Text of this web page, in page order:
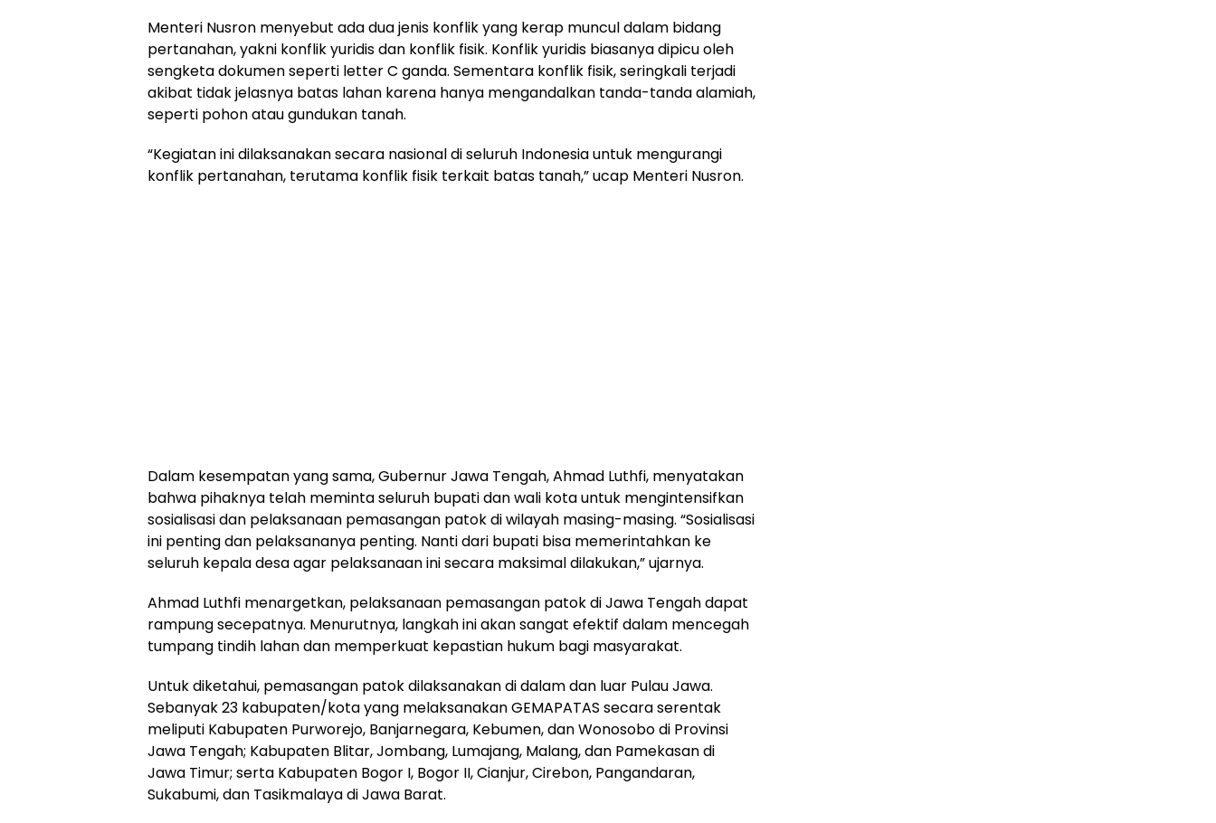
Menteri Nusron menyebut ada dua jenis konflik yang kerap muncul dalam bidang
pertanahan, yakni konflik yuridis dan konflik fisik. Konflik yuridis biasanya dipicu oleh
sengketa dokumen seperti letter C ganda. Sementara konflik fisik, seringkali terjadi
akibat tidak jelasnya batas lahan karena hanya mengandalkan tanda-tanda alamiah,
seperti pohon atau gundukan tanah.
“Kegiatan ini dilaksanakan secara nasional di seluruh Indonesia untuk mengurangi
konflik pertanahan, terutama konflik fisik terkait batas tanah,” ucap Menteri Nusron.
Dalam kesempatan yang sama, Gubernur Jawa Tengah, Ahmad Luthfi, menyatakan
bahwa pihaknya telah meminta seluruh bupati dan wali kota untuk mengintensifkan
sosialisasi dan pelaksanaan pemasangan patok di wilayah masing-masing. “Sosialisasi
ini penting dan pelaksananya penting. Nanti dari bupati bisa memerintahkan ke
seluruh kepala desa agar pelaksanaan ini secara maksimal dilakukan,” ujarnya.
Ahmad Luthfi menargetkan, pelaksanaan pemasangan patok di Jawa Tengah dapat
rampung secepatnya. Menurutnya, langkah ini akan sangat efektif dalam mencegah
tumpang tindih lahan dan memperkuat kepastian hukum bagi masyarakat.
Untuk diketahui, pemasangan patok dilaksanakan di dalam dan luar Pulau Jawa.
Sebanyak 23 kabupaten/kota yang melaksanakan GEMAPATAS secara serentak
meliputi Kabupaten Purworejo, Banjarnegara, Kebumen, dan Wonosobo di Provinsi
Jawa Tengah; Kabupaten Blitar, Jombang, Lumajang, Malang, dan Pamekasan di
Jawa Timur; serta Kabupaten Bogor I, Bogor II, Cianjur, Cirebon, Pangandaran,
Sukabumi, dan Tasikmalaya di Jawa Barat.